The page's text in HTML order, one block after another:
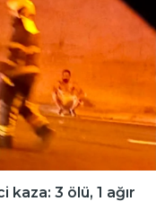
3 ölü, 1 ağır